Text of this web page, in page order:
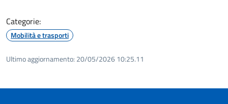
Categorie:
Mobilità e trasporti
Ultimo aggiornamento: 20/05/2026 10:25.11